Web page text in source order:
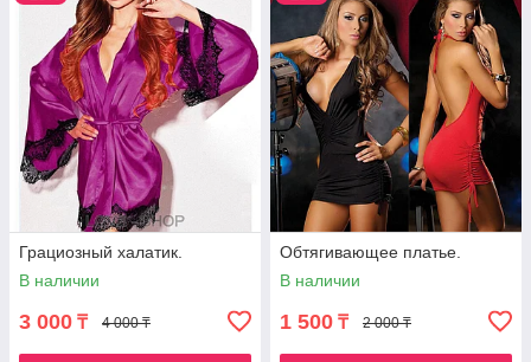
Грациозный халатик.
В наличии
3 000 ₸ 4 000 ₸
Обтягивающее платье.
В наличии
1 500 ₸ 2 000 ₸